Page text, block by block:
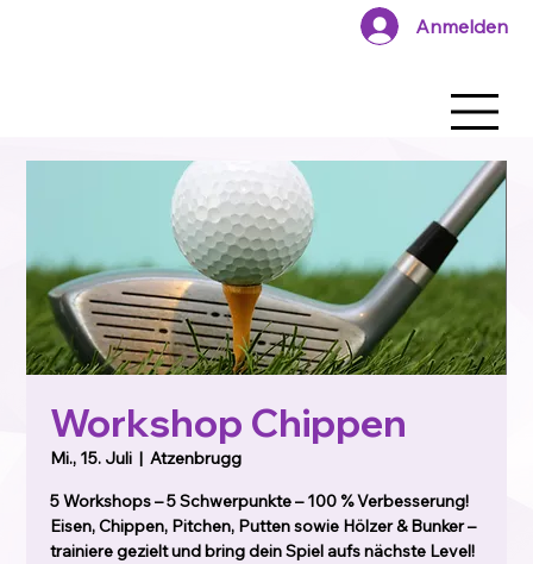
Anmelden
Workshop Chippen
Mi., 15. Juli
  |
Atzenbrugg
5 Workshops – 5 Schwerpunkte – 100 % Verbesserung!
Eisen, Chippen, Pitchen, Putten sowie Hölzer & Bunker –
trainiere gezielt und bring dein Spiel aufs nächste Level!